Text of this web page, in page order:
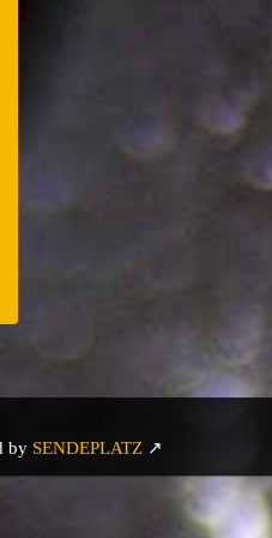
by SENDEPLATZ ↗